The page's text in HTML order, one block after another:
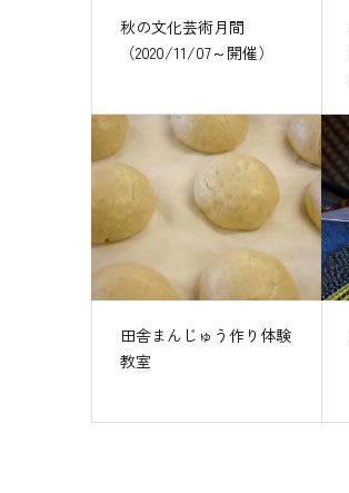
秋の文化芸術月間
（2020/11/07～開催）
田舎まんじゅう作り体験
教室